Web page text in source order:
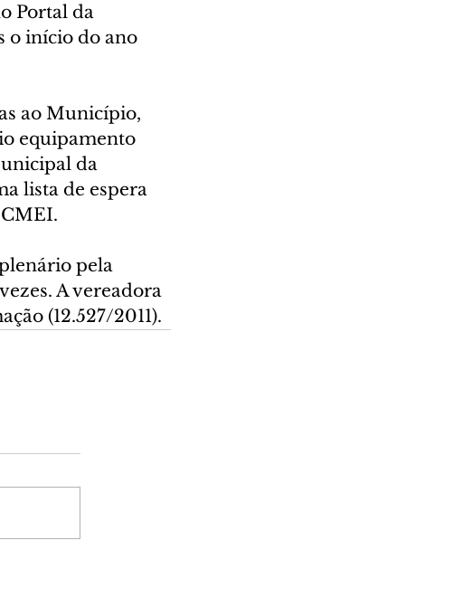
Portal da
o início do ano
ao Município,
equipamento
da
lista de espera
pela
A vereadora
(12.527/2011).